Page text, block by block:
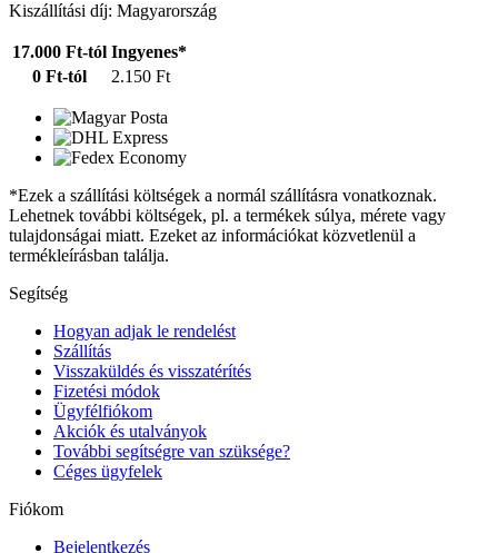
Kiszállítási díj: Magyarország
17.000 Ft-tól Ingyenes*
0 Ft-tól
2.150 Ft
*Ezek a szállítási költségek a normál szállításra vonatkoznak.
Lehetnek további költségek, pl. a termékek súlya, mérete vagy
tulajdonságai miatt. Ezeket az információkat közvetlenül a
termékleírásban találja.
Segítség
Hogyan adjak le rendelést
Szállítás
Visszaküldés és visszatérítés
Fizetési módok
Ügyfélfiókom
Akciók és utalványok
További segítségre van szüksége?
Céges ügyfelek
Fiókom
Bejelentkezés